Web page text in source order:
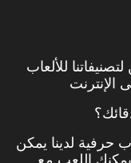
للألعاب
الإنترنت
حرفية لدينا يمكن
اللعب مع